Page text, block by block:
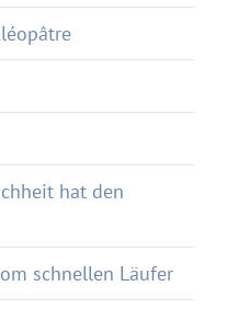
hat den
schnellen Läufer